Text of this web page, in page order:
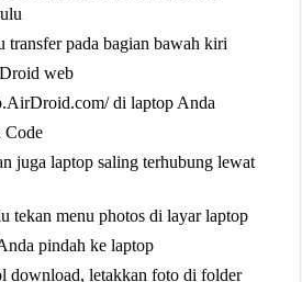
transfer pada bagian bawah kiri
web
di laptop Anda
Code
juga laptop saling terhubung lewat
tekan menu photos di layar laptop
pindah ke laptop
download, letakkan foto di folder